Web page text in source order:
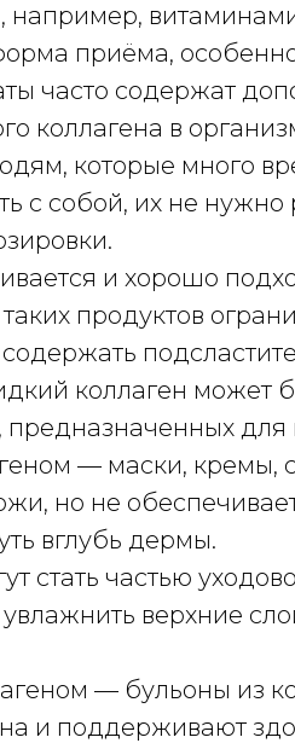
приёма,
часто содержат
коллагена в
которые много
с собой, их не
и хорошо
продуктов
коллаген может
для
— маски,
но не
вглубь дермы.
стать частью
верхние
— бульоны из
и поддерживают